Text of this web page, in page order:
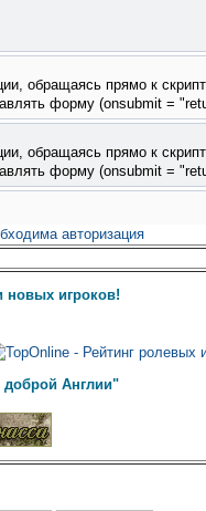
авторизация
новых игроков!
доброй Англии"